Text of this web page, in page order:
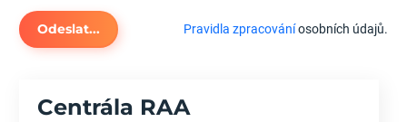
Odeslat... Pravidla zpracováníosobních údajů.
Centrála RAA